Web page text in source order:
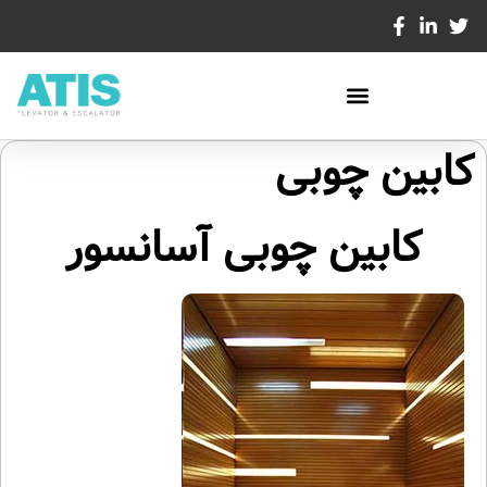
کابین چوبی
کابین چوبی آسانسور